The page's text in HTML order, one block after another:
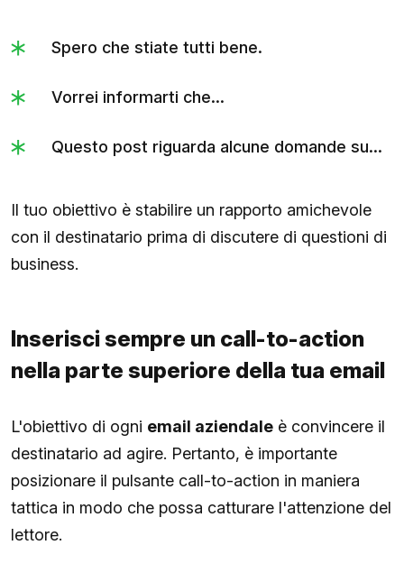
Spero che stiate tutti bene.
Vorrei informarti che...
Questo post riguarda alcune domande su...
Il tuo obiettivo è stabilire un rapporto amichevole
con il destinatario prima di discutere di questioni di
business.
Inserisci sempre un call-to-action
nella parte superiore della tua email
L'obiettivo di ogni email aziendale è convincere il
destinatario ad agire. Pertanto, è importante
posizionare il pulsante call-to-action in maniera
tattica in modo che possa catturare l'attenzione del
lettore.